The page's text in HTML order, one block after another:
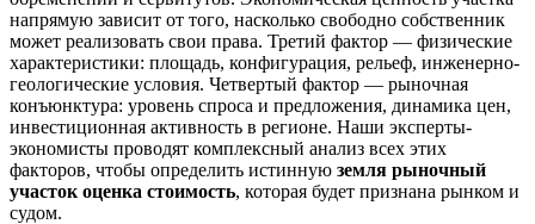
напрямую зависит от того, насколько свободно собственник
может реализовать свои права. Третий фактор — физические
характеристики: площадь, конфигурация, рельеф, инженерно-
геологические условия. Четвертый фактор — рыночная
конъюнктура: уровень спроса и предложения, динамика цен,
инвестиционная активность в регионе. Наши эксперты-
экономисты проводят комплексный анализ всех этих
факторов, чтобы определить истинную земля рыночный
участок оценка стоимость, которая будет признана рынком и
судом.